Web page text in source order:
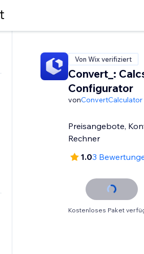
Von Wix verifiziert
Convert_:
Configurator
vonConvertCalculator
Preisangebote,
Rechner
1.03
Kostenloses Paket